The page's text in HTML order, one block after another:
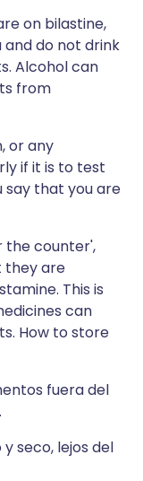
on bilastine,
do not drink
Alcohol can
from
or any
if it is to test
say that you are
the counter',
they are
This is
can
How to store
fuera del
seco, lejos del